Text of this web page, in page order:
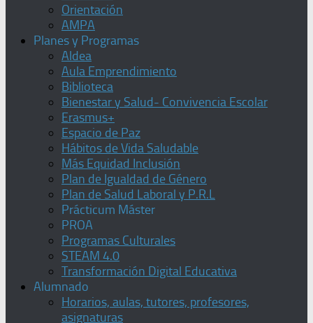
Orientación
AMPA
Planes y Programas
Aldea
Aula Emprendimiento
Biblioteca
Bienestar y Salud- Convivencia Escolar
Erasmus+
Espacio de Paz
Hábitos de Vida Saludable
Más Equidad Inclusión
Plan de Igualdad de Género
Plan de Salud Laboral y P.R.L
Prácticum Máster
PROA
Programas Culturales
STEAM 4.0
Transformación Digital Educativa
Alumnado
Horarios, aulas, tutores, profesores,
asignaturas